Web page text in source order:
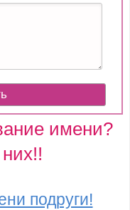
имени?
подруги!